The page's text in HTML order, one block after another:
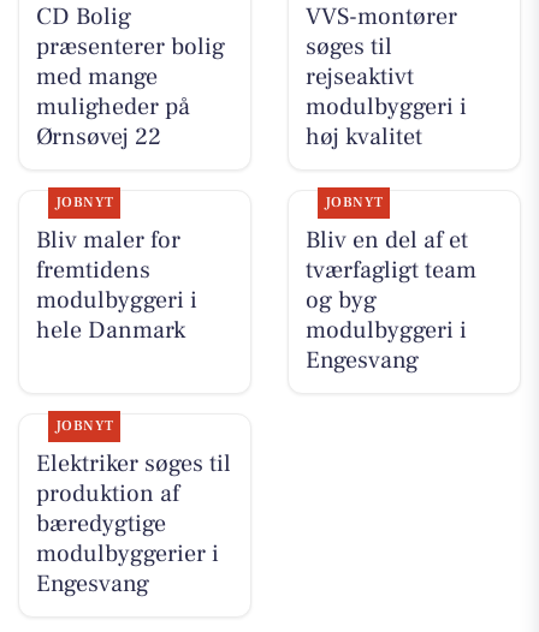
CD Bolig
præsenterer bolig
med mange
muligheder på
Ørnsøvej 22
VVS-montører
søges til
rejseaktivt
modulbyggeri i
høj kvalitet
JOBNYT
Bliv maler for
fremtidens
modulbyggeri i
hele Danmark
JOBNYT
Bliv en del af et
tværfagligt team
og byg
modulbyggeri i
Engesvang
JOBNYT
Elektriker søges til
produktion af
bæredygtige
modulbyggerier i
Engesvang